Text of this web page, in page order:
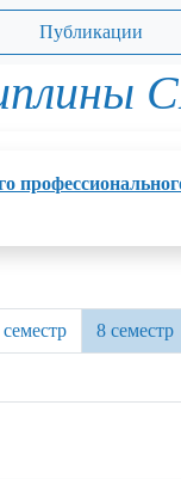
Публикации
семестр 8 семестр